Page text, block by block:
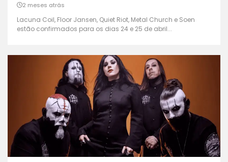
2 meses atrás
Lacuna Coil, Floor Jansen, Quiet Riot, Metal Church e Soen
estão confirmados para os dias 24 e 25 de abril...